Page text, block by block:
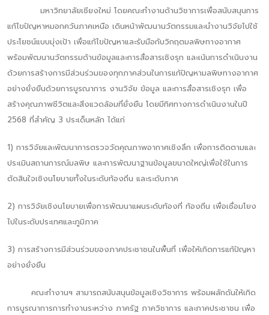
มหาวิทยาลัยเชียงใหม่ โดยคณะทำงานด้านวิชาการเพื่อสนับสนุนการ
แก้ไขปัญหาหมอกควันภาคเหนือ เดินหน้าพัฒนานวัตกรรมและนำงานวิจัยไปใช้
ประโยชน์แบบมุ่งเป้า เพื่อแก้ไขปัญหาและรับมือกับวิกฤตมลพิษทางอากาศ
พร้อมพัฒนานวัตกรรมด้านข้อมูลและการสื่อสารเชิงรุก และเน้นการดำเนินงาน
ด้วยการสร้างการมีส่วนร่วมของทุกภาคส่วนในการแก้ปัญหามลพิษทางอากาศ
อย่างยั่งยืนด้วยการบูรณาการ งานวิจัย ข้อมูล และการสื่อสารเชิงรุก เพื่อ
สร้างคุณภาพชีวิตและสิ่งแวดล้อมที่ยั่งยืน โดยมีทิศทางการดำเนินงานในปี
2568 ที่สำคัญ 3 ประเด็นหลัก ได้แก่
1) การวิจัยและพัฒนาการตรวจวัดคุณภาพอากาศเชิงลึก เพื่อการติดตามและ
ประเมินสถานการณ์มลพิษ และการพัฒนาฐานข้อมูลขนาดใหญ่เพื่อใช้ในการ
ตัดสินใจเชิงนโยบายทั้งในระดับท้องถิ่น และระดับภาค
2) การวิจัยเชิงนโยบายเพื่อการพัฒนาแผนระดับท้องที่ ท้องถิ่น เพื่อเชื่อมโยง
ไปในระดับประเทศและภูมิภาค
3) การสร้างการมีส่วนร่วมของภาคประชาชนในพื้นที่ เพื่อให้เกิดการแก้ปัญหา
อย่างยั่งยืน
คณะทำงานฯ สามารถสนับสนุนข้อมูลเชิงวิชาการ พร้อมผลักดันให้เกิด
การบูรณาการการทำงานระหว่าง ภาครัฐ ภาควิชาการ และภาคประชาชน เพื่อ